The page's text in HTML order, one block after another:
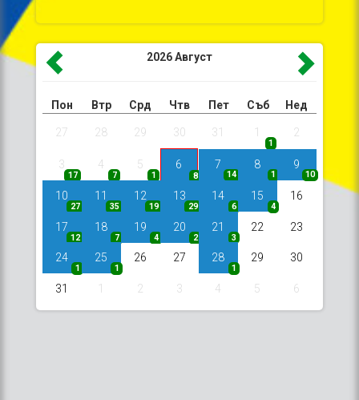
2026Август
Пон Втр Срд Чтв Пет Съб Нед
27 28 29 30 31 1
1
2
3
17
4
7
5
1
6
8
7
14
8
1
9
10
10
27
11
35
12
19
13
29
14
6
15
4
16
17
12
18
7
19
4
20
2
21
3
22 23
24
1
25
1
26 27 28
1
29 30
31 1 2 3 4 5 6